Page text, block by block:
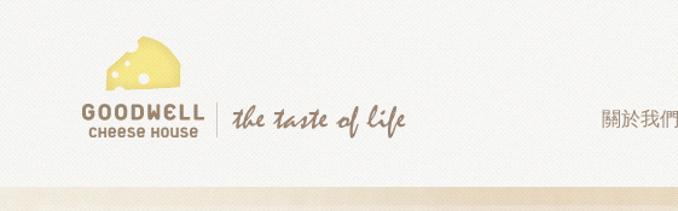
關於我們